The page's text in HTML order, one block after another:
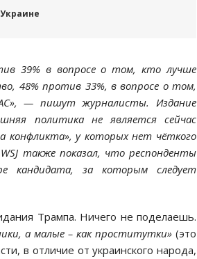
39% в вопросе о том, кто лучше
48% против 33%, в вопросе о том,
— пишут журналисты. Издание
политика не является сейчас
конфликта», у которых нет чёткого
также показал, что респонденты
кандидата, за которым следует
Трампа. Ничего не поделаешь.
а малые – как проститутки»(это
в отличие от украинского народа,